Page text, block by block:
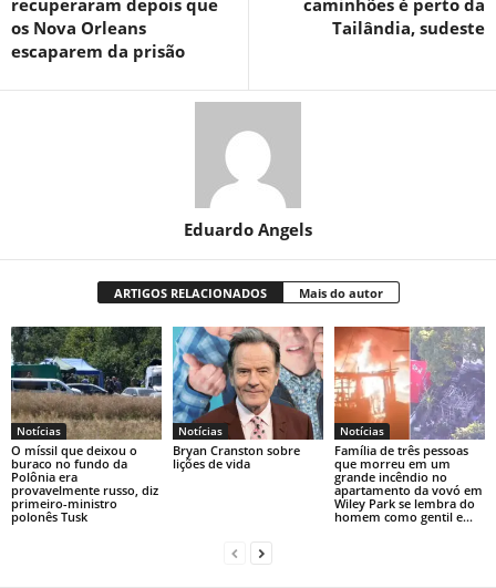
recuperaram depois que
os Nova Orleans
escaparem da prisão
caminhões é perto da
Tailândia, sudeste
Eduardo Angels
ARTIGOS RELACIONADOS Mais do autor
Notícias
O míssil que deixou o
buraco no fundo da
Polônia era
provavelmente russo, diz
primeiro-ministro
polonês Tusk
Notícias
Bryan Cranston sobre
lições de vida
Notícias
Família de três pessoas
que morreu em um
grande incêndio no
apartamento da vovó em
Wiley Park se lembra do
homem como gentil e...